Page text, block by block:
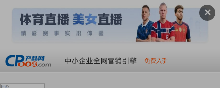
✕
免费入驻